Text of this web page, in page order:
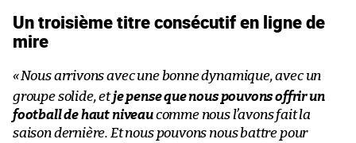
Un troisième titre consécutif en ligne de
mire
«Nous arrivons avec une bonne dynamique, avec un
groupe solide, etje pense que nous pouvons offrir un
football de haut niveaucomme nous l’avons fait la
saison dernière. Et nous pouvons nous battre pour